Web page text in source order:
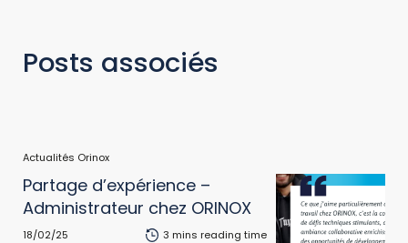
Posts associés
Actualités Orinox
Partage d’expérience –
Administrateur chez ORINOX
18/02/25 3 mins reading time